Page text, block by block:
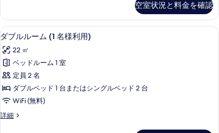
ル
ー
ム
の
す
べ
て
の
写
た
は
ツ
イ
ン
ル
ー
ム
の
詳
細
空室状況と料金を確認
ダ
ブ
ル
ル
ー
ム
(1
名
羽毛の掛け布団、ピロートップベッ
4
ダブルルーム (1 名様利用)
22 ㎡
ベッドルーム 1 室
定員 2 名
ダブルベッド 1 台またはシングルベッド 2 台
WiFi (無料)
詳細
ダ